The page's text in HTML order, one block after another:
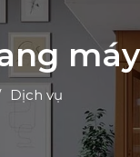
máy
Dịch vụ